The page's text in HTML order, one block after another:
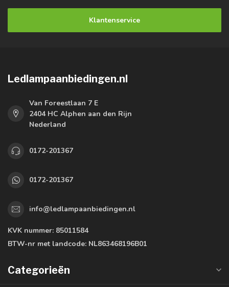
Klantenservice
Ledlampaanbiedingen.nl
Van Foreestlaan 7 E
2404 HC Alphen aan den Rijn
Nederland
0172-201367
0172-201367
info@ledlampaanbiedingen.nl
KVK nummer: 85011584
BTW-nr met landcode: NL863468196B01
Categorieën